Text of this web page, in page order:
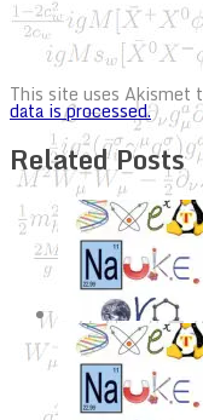
This site uses Akismet
data is processed.
Related Posts